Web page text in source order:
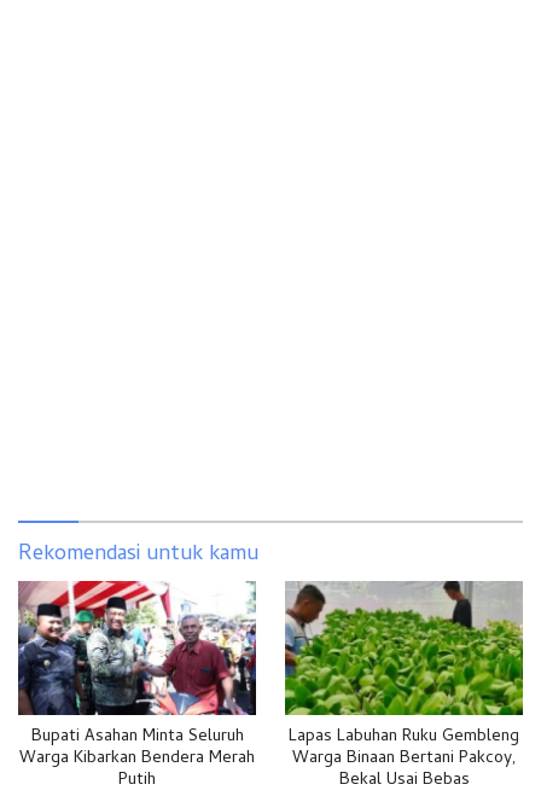
Rekomendasi untuk kamu
Bupati Asahan Minta Seluruh
Warga Kibarkan Bendera Merah
Putih
Lapas Labuhan Ruku Gembleng
Warga Binaan Bertani Pakcoy,
Bekal Usai Bebas